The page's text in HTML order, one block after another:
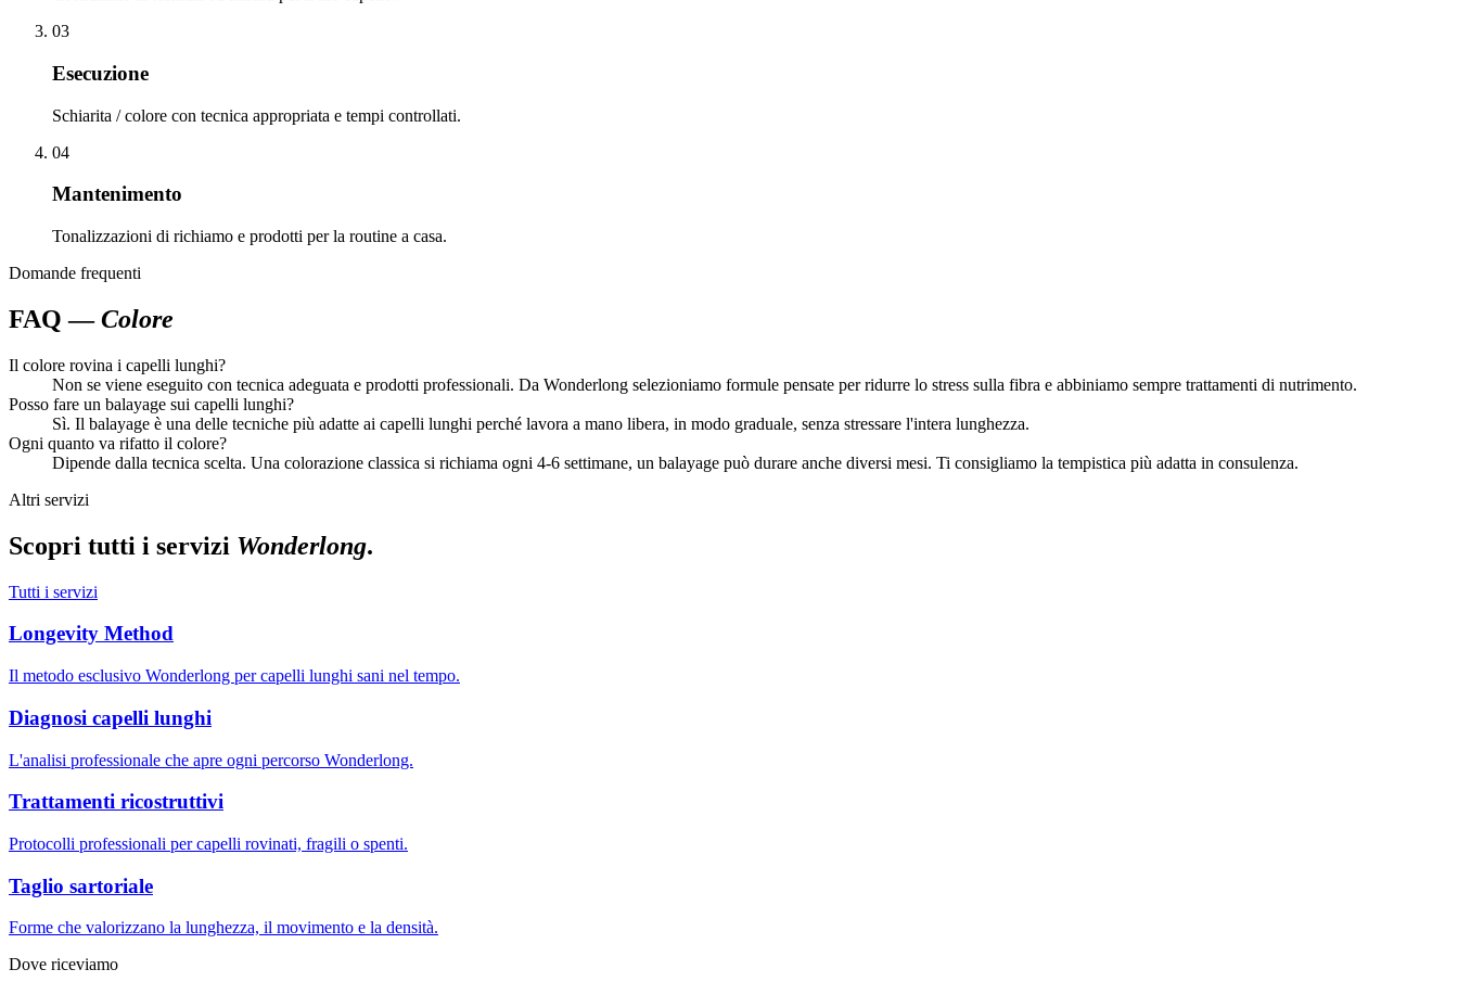
03
Esecuzione
Schiarita / colore con tecnica appropriata e tempi controllati.
04
Mantenimento
Tonalizzazioni di richiamo e prodotti per la routine a casa.
Domande frequenti
FAQ —Colore
Il colore rovina i capelli lunghi?
Non se viene eseguito con tecnica adeguata e prodotti professionali. Da Wonderlong selezioniamo formule pensate per ridurre lo stress sulla fibra e abbiniamo sempre trattamenti di nutrimento.
Posso fare un balayage sui capelli lunghi?
Sì. Il balayage è una delle tecniche più adatte ai capelli lunghi perché lavora a mano libera, in modo graduale, senza stressare l'intera lunghezza.
Ogni quanto va rifatto il colore?
Dipende dalla tecnica scelta. Una colorazione classica si richiama ogni 4-6 settimane, un balayage può durare anche diversi mesi. Ti consigliamo la tempistica più adatta in consulenza.
Altri servizi
Scopri tutti i servizi Wonderlong.
Tutti i servizi
Longevity Method
Il metodo esclusivo Wonderlong per capelli lunghi sani nel tempo.
Diagnosi capelli lunghi
L'analisi professionale che apre ogni percorso Wonderlong.
Trattamenti ricostruttivi
Protocolli professionali per capelli rovinati, fragili o spenti.
Taglio sartoriale
Forme che valorizzano la lunghezza, il movimento e la densità.
Dove riceviamo